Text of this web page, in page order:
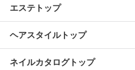
エステトップ
ヘアスタイルトップ
ネイルカタログトップ